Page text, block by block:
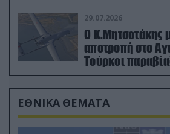
29.07.2026
Ο Κ.Μητσοτάκης
αποτροπή στο
Τούρκοι
drone
ΕΘΝΙΚΑ ΘΕΜΑΤΑ